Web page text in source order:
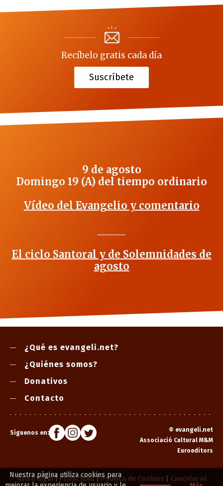
Nuestra página utiliza cookies para
Recíbelo gratis cada día
Suscríbete
9 de agosto
Domingo 19 (A) del tiempo ordinario
Vídeo del Evangelio y comentario
El ciclo Santoral y de Solemnidades de
agosto
¿Qué es evangeli.net?
¿Quiénes somos?
Donativos
Contacto
Síguenos en: © evangeli.net
Associació Cultural M&M
Euroeditors
Aviso legal| Privacidad|Política de Cookies
Cancelar el